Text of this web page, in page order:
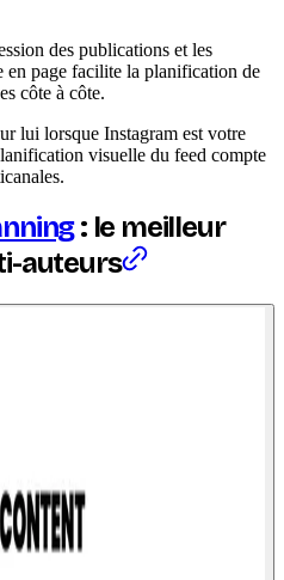
des publications et les
en page facilite la planification de
côte à côte.
lui lorsque Instagram est votre
visuelle du feed compte
: le meilleur
auteurs